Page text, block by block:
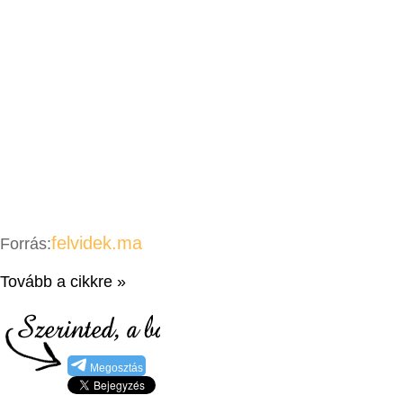
Forrás:felvidek.ma
Tovább a cikkre »
Megosztás